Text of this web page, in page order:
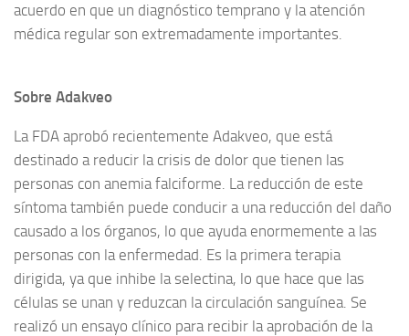
acuerdo en que un diagnóstico temprano y la atención
médica regular son extremadamente importantes.
Sobre Adakveo
La FDA aprobó recientemente Adakveo, que está
destinado a reducir la crisis de dolor que tienen las
personas con anemia falciforme. La reducción de este
síntoma también puede conducir a una reducción del daño
causado a los órganos, lo que ayuda enormemente a las
personas con la enfermedad. Es la primera terapia
dirigida, ya que inhibe la selectina, lo que hace que las
células se unan y reduzcan la circulación sanguínea. Se
realizó un ensayo clínico para recibir la aprobación de la